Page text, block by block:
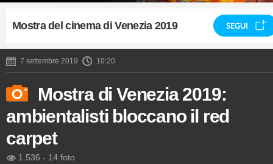
Mostra del cinema di Venezia 2019 SEGUI
7 settembre 2019 10:20
Mostra di Venezia 2019:
ambientalisti bloccano il red
carpet
1.536 - 14 foto